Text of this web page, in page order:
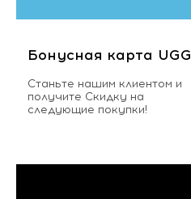
Бонусная карта UGG
Станьте нашим клиентом и
получите Скидку на
следующие покупки!